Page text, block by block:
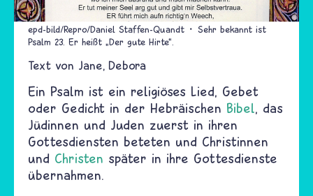
epd-bild/Repro/Daniel Staffen-Quandt
Sehr bekannt ist
Psalm 23. Er heißt „Der gute Hirte“.
Text von Jane Debora
Ein Psalm ist ein religiöses Lied, Gebet
oder Gedicht in der Hebräischen Bibel, das
Jüdinnen und Juden zuerst in ihren
Gottesdiensten beteten und Christinnen
und Christen später in ihre Gottesdienste
übernahmen.